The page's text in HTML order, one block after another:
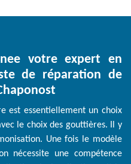
votre expert en
de réparation de
est essentiellement un choix
le choix des gouttières. Il y
Une fois le modèle
nécessite une compétence